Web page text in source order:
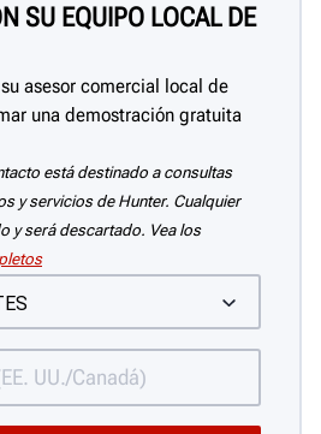
SU EQUIPO LOCAL DE
asesor comercial local de
una demostración gratuita
está destinado a consultas
y servicios de Hunter. Cualquier
y será descartado. Vea los